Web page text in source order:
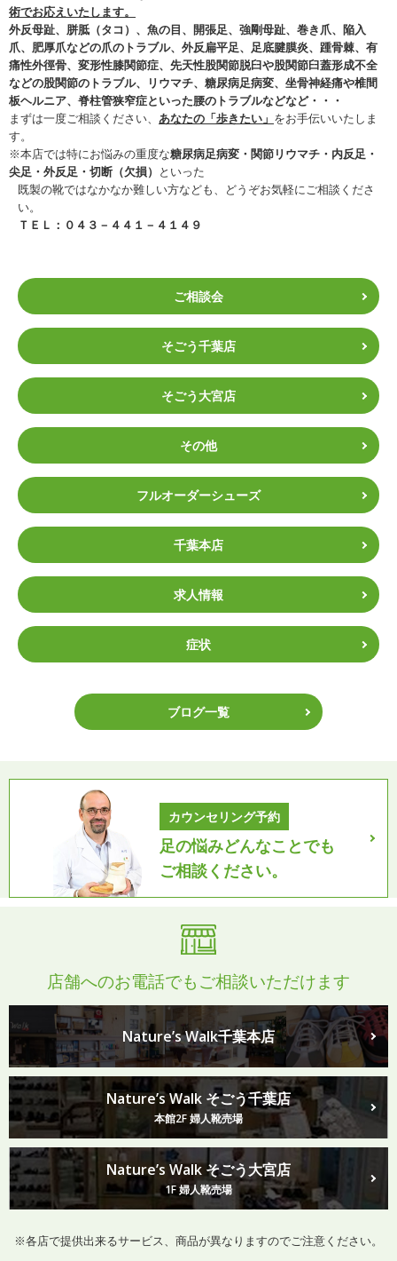
術でお応えいたします。
外反母趾、胼胝（タコ）、魚の目、開張足、強剛母趾、巻き爪、陥入
爪、肥厚爪などの爪のトラブル、外反扁平足、足底腱膜炎、踵骨棘、有
痛性外徑骨、変形性膝関節症、先天性股関節脱臼や股関節臼蓋形成不全
などの股関節のトラブル、リウマチ、糖尿病足病変、坐骨神経痛や椎間
板ヘルニア、脊柱管狭窄症といった腰のトラブルなどなど・・・
まずは一度ご相談ください、 あなたの「歩きたい」 をお手伝いいたしま
す。
※本店では特にお悩みの重度な糖尿病足病変・関節リウマチ・内反足・
尖足・外反足・切断（欠損） といった
既製の靴ではなかなか難しい方なども、どうぞお気軽にご相談くださ
い。
ＴＥＬ：０４３－４４１－４１４９
ご相談会
そごう千葉店
そごう大宮店
その他
フルオーダーシューズ
千葉本店
求人情報
症状
ブログ一覧
カウンセリング予約
足の悩みどんなことでも
ご相談ください。
店舗へのお電話でもご相談いただけます
Nature’s Walk千葉本店
Nature’s Walk そごう千葉店
本館2F 婦人靴売場
Nature’s Walk そごう大宮店
1F 婦人靴売場
※各店で提供出来るサービス、商品が異なりますのでご注意ください。